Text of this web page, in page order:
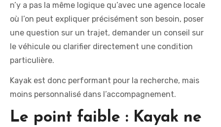
n’y a pas la même logique qu’avec une agence locale
où l’on peut expliquer précisément son besoin, poser
une question sur un trajet, demander un conseil sur
le véhicule ou clarifier directement une condition
particulière.
Kayak est donc performant pour la recherche, mais
moins personnalisé dans l’accompagnement.
Le point faible : Kayak ne